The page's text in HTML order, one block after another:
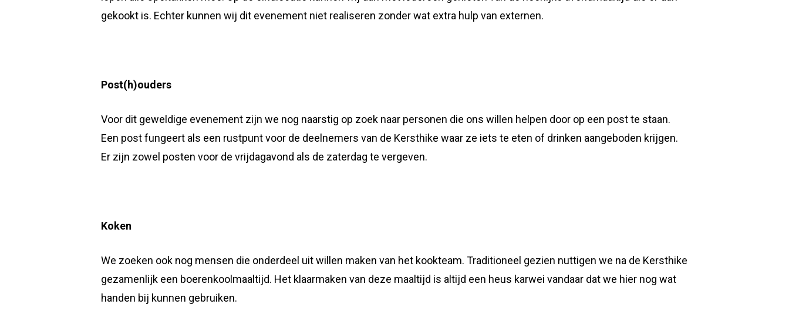
gekookt is. Echter kunnen wij dit evenement niet realiseren zonder wat extra hulp van externen.
Post(h)ouders
Voor dit geweldige evenement zijn we nog naarstig op zoek naar personen die ons willen helpen door op een post te staan.
Een post fungeert als een rustpunt voor de deelnemers van de Kersthike waar ze iets te eten of drinken aangeboden krijgen.
Er zijn zowel posten voor de vrijdagavond als de zaterdag te vergeven.
Koken
We zoeken ook nog mensen die onderdeel uit willen maken van het kookteam. Traditioneel gezien nuttigen we na de Kersthike
gezamenlijk een boerenkoolmaaltijd. Het klaarmaken van deze maaltijd is altijd een heus karwei vandaar dat we hier nog wat
handen bij kunnen gebruiken.